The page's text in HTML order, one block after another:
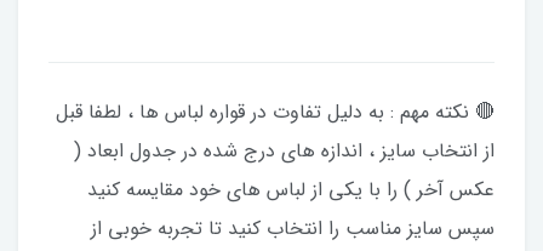
🔴 نکته مهم : به دلیل تفاوت در قواره لباس ها ، لطفا قبل
از انتخاب سایز ، اندازه های درج شده در جدول ابعاد (
عکس آخر ) را با یکی از لباس های خود مقایسه کنید
سپس سایز مناسب را انتخاب کنید تا تجربه خوبی از